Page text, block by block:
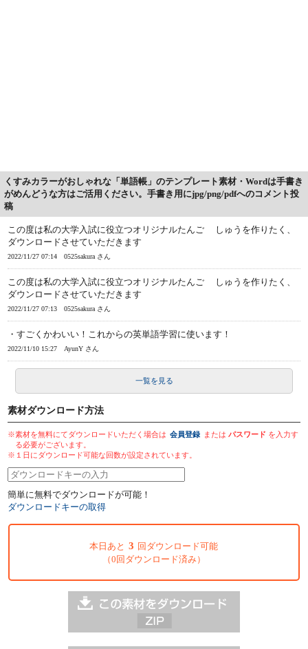
くすみカラーがおしゃれな「単語帳」のテンプレート素材・Wordは手書き
がめんどうな方はご活用ください。手書き用にjpg/png/pdfへのコメント投
稿
この度は私の大学入試に役立つオリジナルたんご しゅうを作りたく、
ダウンロードさせていただきます
2022/11/27 07:14 0525sakura さん
この度は私の大学入試に役立つオリジナルたんご しゅうを作りたく、
ダウンロードさせていただきます
2022/11/27 07:13 0525sakura さん
・すごくかわいい！これからの英単語学習に使います！
2022/11/10 15:27 AyunY さん
一覧を見る
素材ダウンロード方法
※素材を無料にてダウンロードいただく場合は 会員登録 またはパスワード を入力す
る必要がございます。
※１日にダウンロード可能な回数が設定されています。
簡単に無料でダウンロードが可能！
ダウンロードキーの取得
本日あと 3 回ダウンロード可能
（0回ダウンロード済み）